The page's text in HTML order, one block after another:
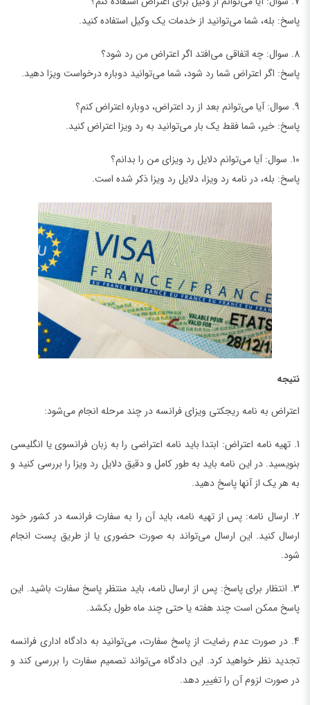
پاسخ: بله، شما می‌توانید از خدمات یک وکیل استفاده کنید.
8. سوال: چه اتفاقی می‌افتد اگر اعتراض من رد شود؟
پاسخ: اگر اعتراض شما رد شود، شما می‌توانید دوباره درخواست ویزا دهید.
9. سوال: آیا می‌توانم بعد از رد اعتراض، دوباره اعتراض کنم؟
پاسخ: خیر، شما فقط یک بار می‌توانید به رد ویزا اعتراض کنید.
10. سوال: آیا می‌توانم دلایل رد ویزای من را بدانم؟
پاسخ: بله، در نامه رد ویزا، دلایل رد ویزا ذکر شده است.
نتیجه
اعتراض به نامه ریجکتی ویزای فرانسه در چند مرحله انجام می‌شود:
1. تهیه نامه اعتراض: ابتدا باید نامه اعتراضی را به زبان فرانسوی یا انگلیسی
بنویسید. در این نامه باید به طور کامل و دقیق دلایل رد ویزا را بررسی کنید و
به هر یک از آنها پاسخ دهید.
2. ارسال نامه: پس از تهیه نامه، باید آن را به سفارت فرانسه در کشور خود
ارسال کنید. این ارسال می‌تواند به صورت حضوری یا از طریق پست انجام
شود.
3. انتظار برای پاسخ: پس از ارسال نامه، باید منتظر پاسخ سفارت باشید. این
پاسخ ممکن است چند هفته یا حتی چند ماه طول بکشد.
4. در صورت عدم رضایت از پاسخ سفارت، می‌توانید به دادگاه اداری فرانسه
تجدید نظر خواهید کرد. این دادگاه می‌تواند تصمیم سفارت را بررسی کند و
در صورت لزوم آن را تغییر دهد.